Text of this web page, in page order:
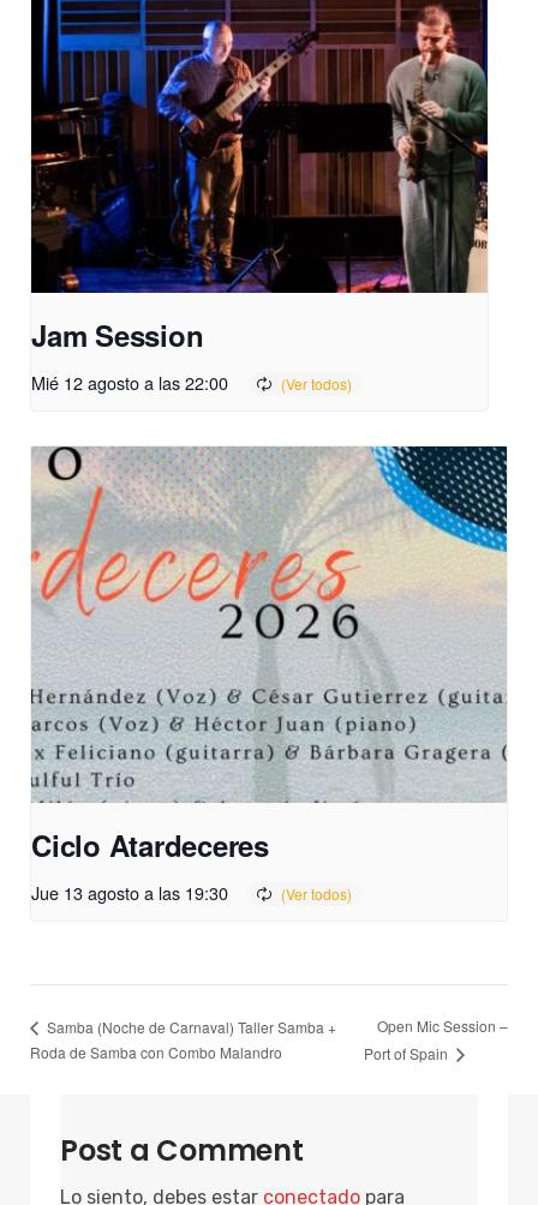
Jam Session
Mié 12 agosto a las 22:00
Ciclo Atardeceres
Jue 13 agosto a las 19:30
Samba (Noche de Carnaval) Taller Samba +
Roda de Samba con Combo Malandro
Open Mic Session –
Port of Spain
Post a Comment
Lo siento, debes estar conectado para